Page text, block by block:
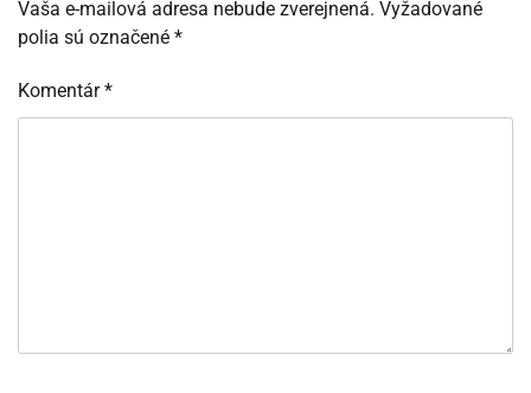
Vaša e-mailová adresa nebude zverejnená. Vyžadované
polia sú označené *
Komentár*